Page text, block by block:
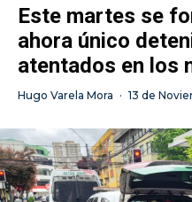
Este martes se
ahora único
atentados en los
Hugo Varela Mora · 13 de